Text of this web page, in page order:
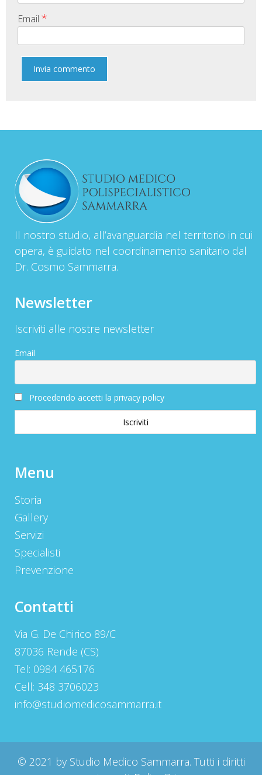
Email *
Il nostro studio, all’avanguardia nel territorio in cui
opera, è guidato nel coordinamento sanitario dal
Dr. Cosmo Sammarra.
Newsletter
Iscriviti alle nostre newsletter
Email
Procedendo accetti la privacy policy
Menu
Storia
Gallery
Servizi
Specialisti
Prevenzione
Contatti
Via G. De Chirico 89/C
87036 Rende (CS)
Tel: 0984 465176
Cell: 348 3706023
info@studiomedicosammarra.it
© 2021 by Studio Medico Sammarra. Tutti i diritti